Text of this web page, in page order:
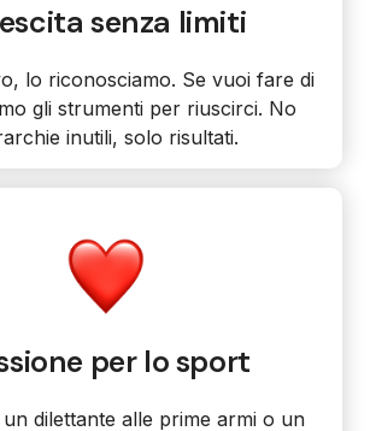
senza limiti
lo riconosciamo. Se vuoi fare di
gli strumenti per riuscirci. No
inutili, solo risultati.
per lo sport
dilettante alle prime armi o un